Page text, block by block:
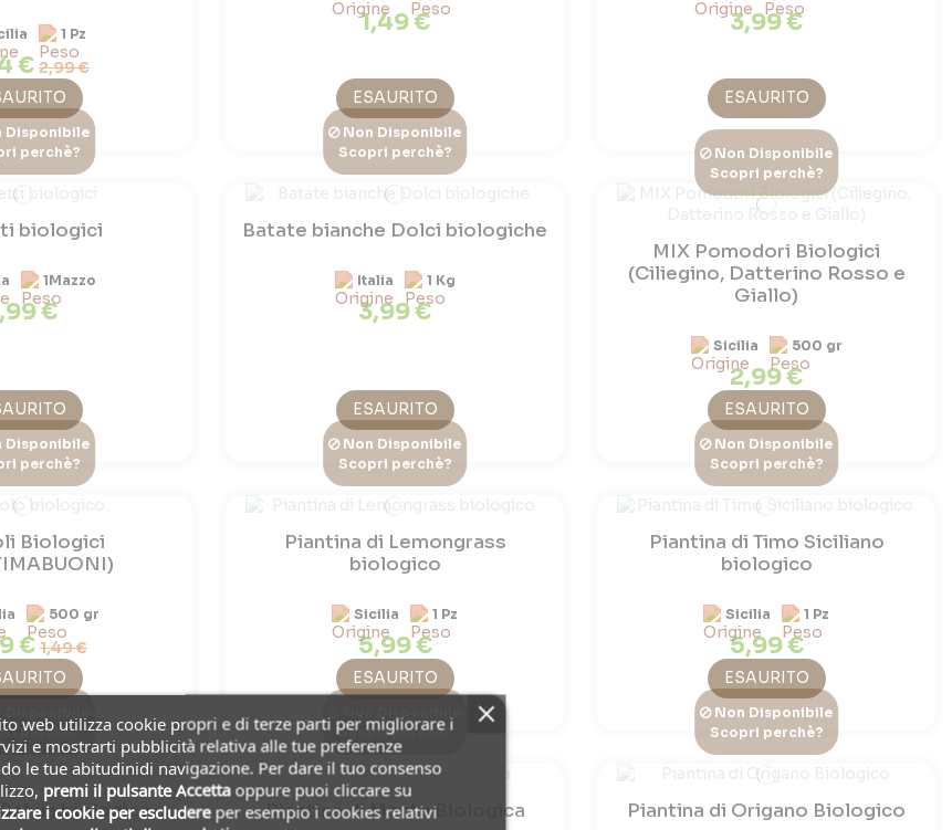
1 Pz
€ 2,99 €
1,49 €
ESAURITO
3,99 €
ESAURITO
Disponibile
perchè?
biologici
1Mazzo
€
Non Disponibile
Scopri perchè?
Batate bianche Dolci biologiche
Italia 1 Kg
3,99 €
ESAURITO
Non Disponibile
Scopri perchè?
MIX Pomodori Biologici
(Ciliegino, Datterino Rosso e
Giallo)
Sicilia 500 gr
2,99 €
ESAURITO
Disponibile
perchè?
Biologici
500 gr
€1,49 €
Non Disponibile
Scopri perchè?
Piantina di Lemongrass
biologico
Sicilia 1 Pz
5,99 €
ESAURITO
Non Disponibile
Scopri perchè?
Piantina di Timo Siciliano
biologico
Sicilia 1 Pz
5,99 €
ESAURITO
perchè?
biologica
Scopri perchè?
Piantina di Menta Biologica
Non Disponibile
Scopri perchè?
Piantina di Origano Biologico
web utilizza cookie propri e di terze parti per migliorare i
e mostrarti pubblicità relativa alle tue preferenze
le tue abitudinidi navigazione. Per dare il tuo consenso
premi il pulsante Accettaoppure puoi cliccare su
i cookie per escludereper esempio i cookies relativi